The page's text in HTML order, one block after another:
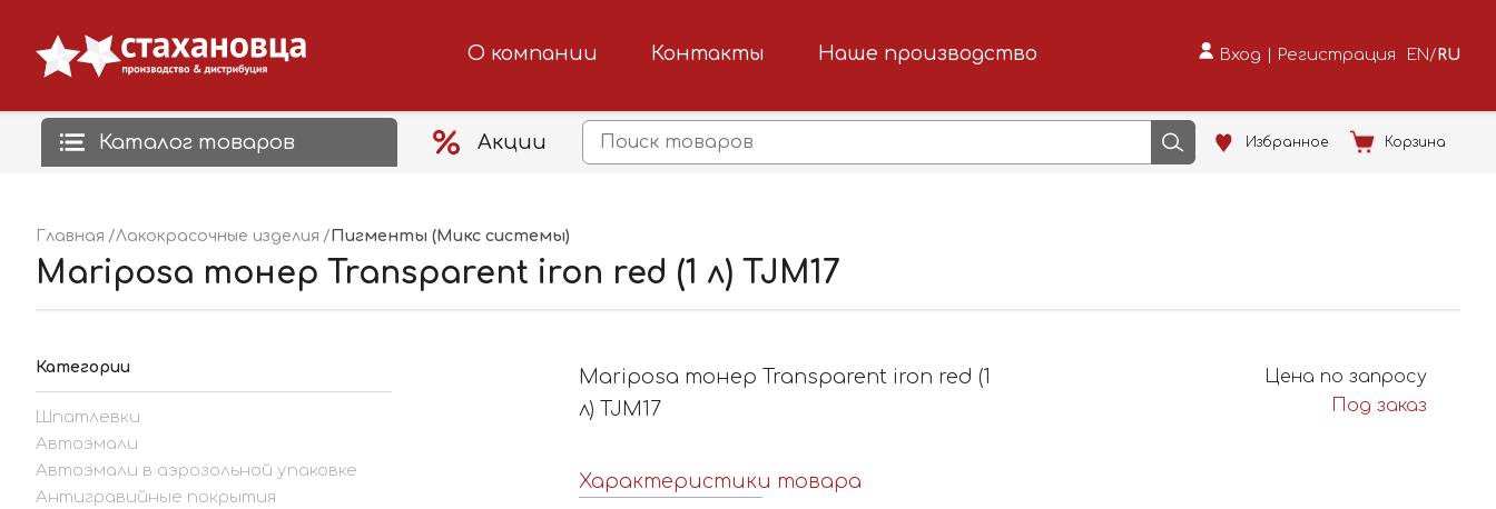
О компании Контакты Наше производство Вход | Регистрация EN /RU
Каталог товаров Акции Избранное Корзина
Главная Лакокрасочные изделия Пигменты (Микс системы)
Mariposa тонер Transparent iron red (1 л) TJM17
Категории
Шпатлевки
Автоэмали
Автоэмали в аэрозольной упаковке
Антигравийные покрытия
Mariposa тонер Transparent iron red (1
л) TJM17
Характеристики товара
Цена по запросу
Под заказ